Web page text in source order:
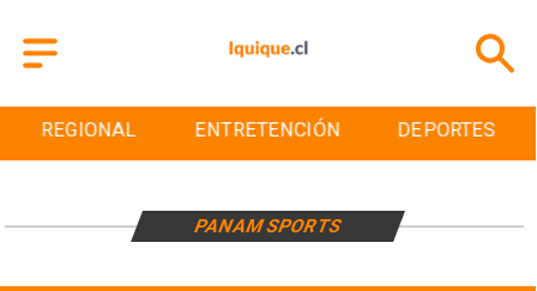
REGIONAL ENTRETENCIÓN DEPORTES
PANAM SPORTS